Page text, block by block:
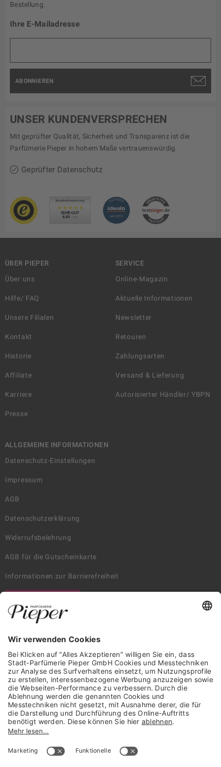
Bestellung.
Ihre E-Mailadresse
ABONNIEREN
UNSER KUNDENVERSPRECHEN
Mit geprüfter Qualität, Sicherheit und Transparenz ist die
Parfümerie Pieper in hohem Maße vertrauenswürdig.
Geprüfter Datenschutz
ÜBER PIEPER
Über uns
Hilfe/ FAQ
Unsere Filialen
Kontakt
Historie
Affiliate
Karriere
Presse
SERVICE
Online-Magazin
Aktuelle Informationen
Newsletter
Retouren
Zahlungsarten
Versand & Lieferung
Autorisierter Händler/ YBPN
ALLGEMEINE INFORMATIONEN
Datenschutz-Einstellungen
Impressum
AGB
Datenschutzerklärung
Widerrufsbelehrung
AGB für die Gutscheinkarte
Informationen zur Barrierefreiheit
Trusted Shops Mitglied seit 2010